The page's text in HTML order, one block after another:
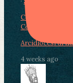
Condividi su
Condividi su
Arcidiocesi di
4 weeks ago